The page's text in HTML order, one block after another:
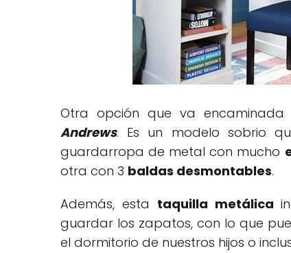
Otra opción que va
Andrews. Es un modelo sobrio
guardarropa de metal con mucho
otra con 3 baldas desmontables.
Además, esta taquilla metálica
guardar los zapatos, con lo que
el dormitorio de nuestros hijos o